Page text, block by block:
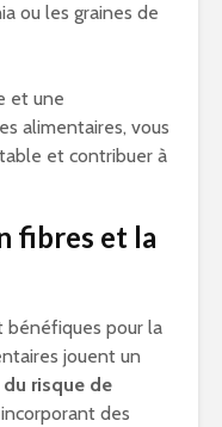
ou les graines de
et une
alimentaires, vous
et contribuer à
fibres et la
bénéfiques pour la
jouent un
risque de
des